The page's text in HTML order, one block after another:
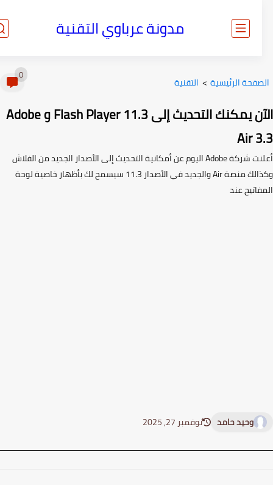
مدونة عرباوي التقنية
الرئيسية> التقنية
الآن يمكنك التحديث إلى Flash Player 11.3 و Adobe
Air
أعلنت شركة Adobe اليوم عن أمكانية التحديث إلى الأصدار الجديد من الفلاش
وكذالك منصة Air والجديد في الأصدار 11.3 سيسمح لك بأظهار خاصية لوحة
عند
وحيد حامد نوفمبر 27, 2025